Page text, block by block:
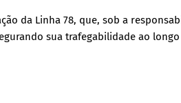
da Linha 78, que, sob a
sua trafegabilidade ao